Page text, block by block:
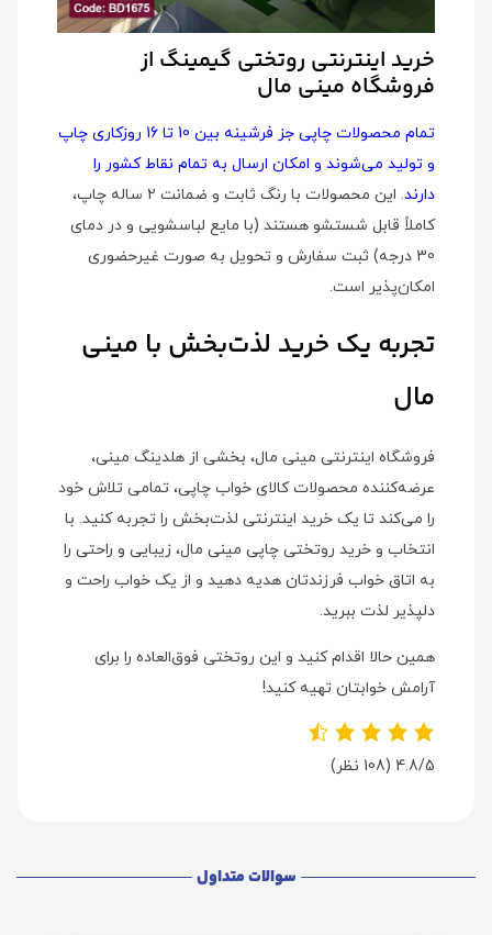
خرید اینترنتی روتختی گیمینگ از
فروشگاه مینی مال
تمام محصولات چاپی جز فرشینه بین 10 تا 16 روزکاری چاپ
و تولید می‌شوند و امکان ارسال به تمام نقاط کشور را
دارند
. این محصولات با رنگ ثابت و ضمانت 2 ساله چاپ،
کاملاً قابل شستشو هستند (با مایع لباسشویی و در دمای
30 درجه) ثبت سفارش و تحویل به صورت غیرحضوری
امکان‌پذیر است.
تجربه یک خرید لذت‌بخش با مینی
مال
فروشگاه اینترنتی مینی مال، بخشی از هلدینگ مینی،
عرضه‌کننده محصولات کالای خواب چاپی، تمامی تلاش خود
را می‌کند تا یک خرید اینترنتی لذت‌بخش را تجربه کنید. با
انتخاب و خرید روتختی چاپی مینی مال، زیبایی و راحتی را
به اتاق خواب فرزندتان هدیه دهید و از یک خواب راحت و
دلپذیر لذت ببرید.
همین حالا اقدام کنید و این روتختی فوق‌العاده را برای
آرامش خوابتان تهیه کنید!
4.8/5 (108 نظر)
سوالات متداول